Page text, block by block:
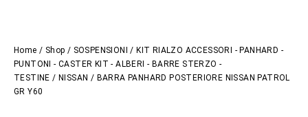
Home / Shop / SOSPENSIONI /KIT RIALZO ACCESSORI - PANHARD -
PUNTONI - CASTER KIT - ALBERI - BARRE STERZO -
TESTINE /NISSAN / BARRA PANHARD POSTERIORE NISSAN PATROL
GR Y60